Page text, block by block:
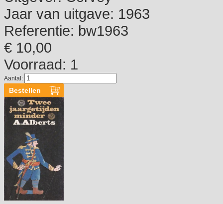
Jaar van uitgave: 1963
Referentie: bw1963
€ 10,00
Voorraad: 1
Aantal: